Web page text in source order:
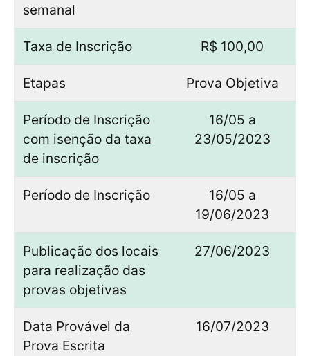
semanal
Taxa de Inscrição R$ 100,00
Etapas Prova Objetiva
Período de Inscrição
com isenção da taxa
de inscrição
16/05 a
23/05/2023
Período de Inscrição
16/05 a
19/06/2023
Publicação dos locais
para realização das
provas objetivas
27/06/2023
Data Provável da
Prova Escrita
16/07/2023